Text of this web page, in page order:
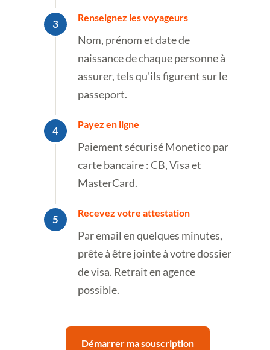
Renseignez les voyageurs
Nom, prénom et date de
naissance de chaque personne à
assurer, tels qu'ils figurent sur le
passeport.
Payez en ligne
Paiement sécurisé Monetico par
carte bancaire : CB, Visa et
MasterCard.
Recevez votre attestation
Par email en quelques minutes,
prête à être jointe à votre dossier
de visa. Retrait en agence
possible.
Démarrer ma souscription